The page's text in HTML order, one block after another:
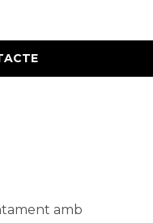
amb